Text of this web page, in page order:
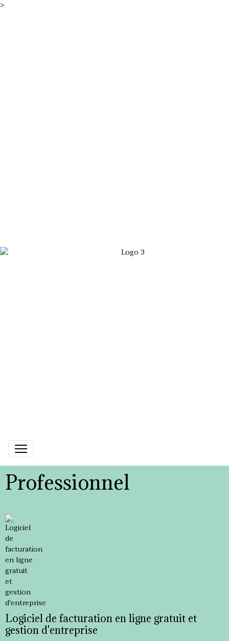
>
Professionnel
Logiciel de facturation en ligne gratuit et
gestion d'entreprise